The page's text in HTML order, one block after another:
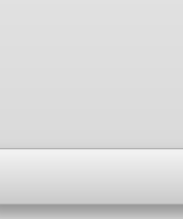
Sorry, but you